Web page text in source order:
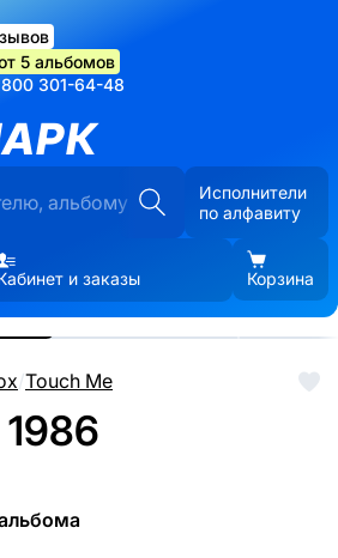
5 альбомов
301-64-48
Исполнители
по алфавиту
и заказы Корзина
/Touch Me